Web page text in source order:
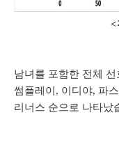
<
남녀를 포함한 전체
썸플레이, 이디야, 파
리너스 순으로 나타났